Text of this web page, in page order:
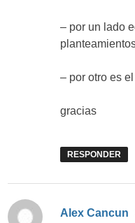
– por un lado
– por otro es
gracias
RESPONDER
Alex Cancun